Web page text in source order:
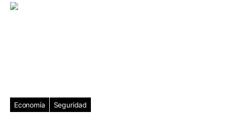
Economía Seguridad